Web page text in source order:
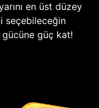
en üst düzey
seçebileceğin
güç kat!